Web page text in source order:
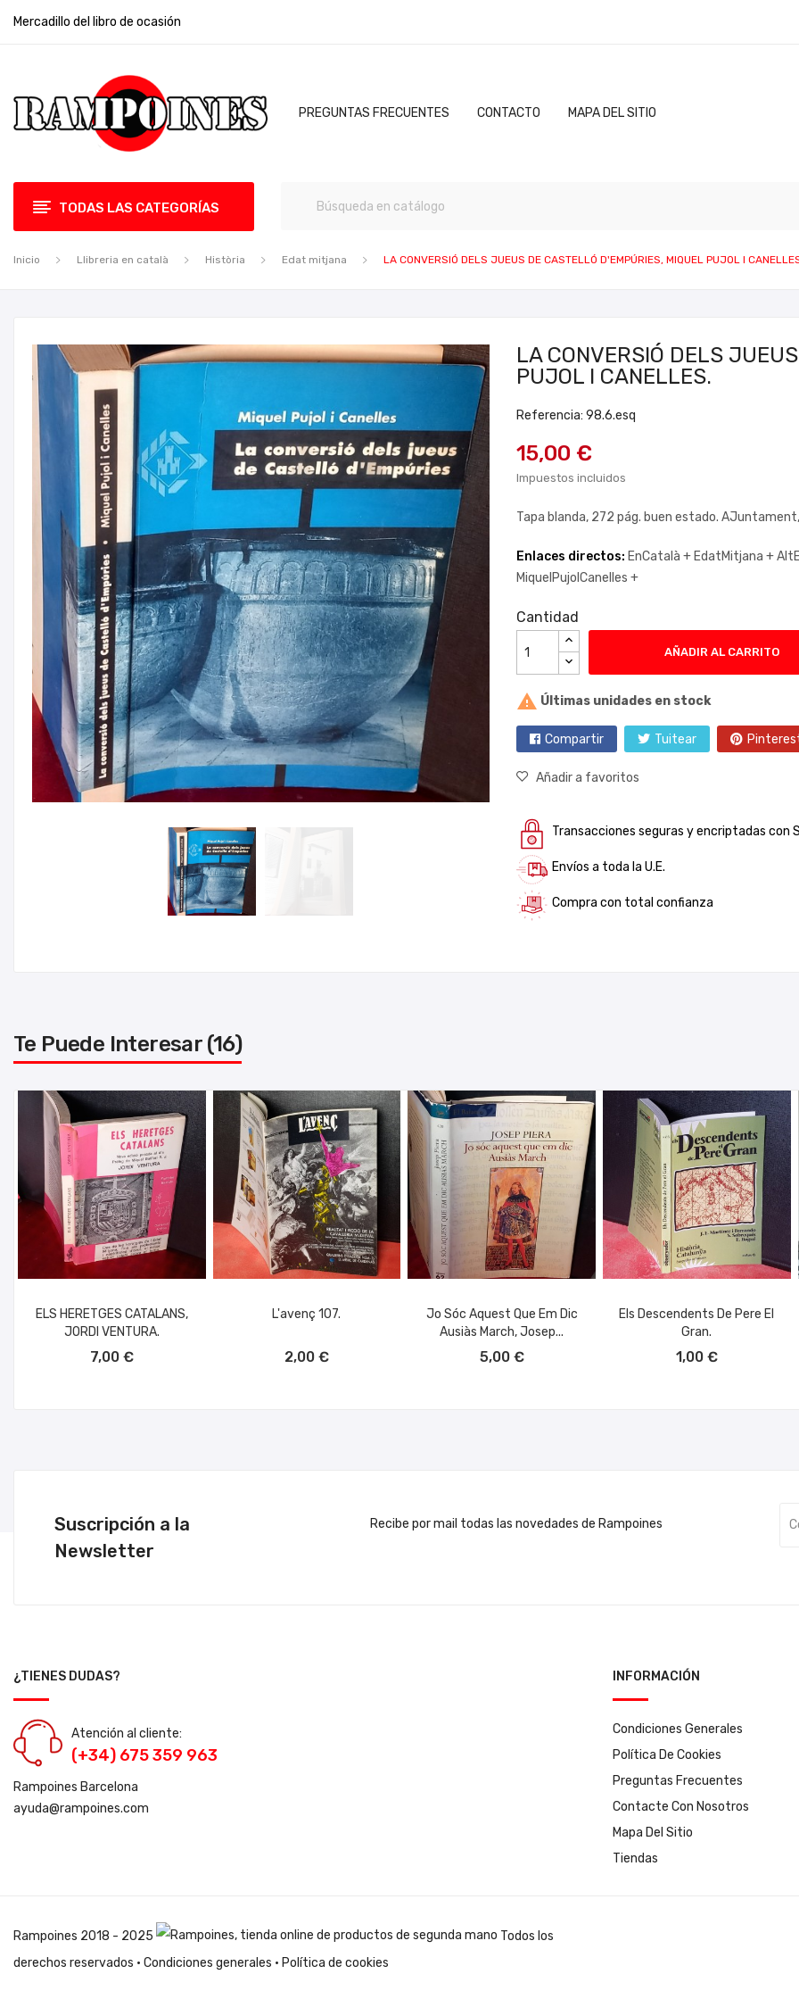
Mercadillo del libro de ocasión
PREGUNTAS FRECUENTES CONTACTO MAPA DEL SITIO
TODAS LAS CATEGORÍAS
Inicio Llibreria en català Història Edat mitjana LA CONVERSIÓ DELS JUEUS DE CASTELLÓ D'EMPÚRIES, MIQUEL PUJOL I
LA CONVERSIÓ DELS
PUJOL I CANELLES.
Referencia: 98.6.esq
15,00 €
Impuestos incluidos
Tapa blanda, 272 pág. buen estado.
Enlaces directos: EnCatalà + EdatMitjana +
MiquelPujolCanelles +
Cantidad
AÑADIR AL CARRITO
 Últimas unidades en stock
Compartir Tuitear
Añadir a favoritos
Transacciones seguras y encriptadas con
Envíos a toda la U.E.
Compra con total confianza
Te Puede Interesar (16)
ELS HERETGES CATALANS,
JORDI VENTURA.
7,00 €
L'avenç 107.
2,00 €
Jo Sóc Aquest Que Em Dic
Ausiàs March, Josep...
5,00 €
Els Descendents De Pere El
Gran.
1,00 €
Suscripción a la
Newsletter
Recibe por mail todas las novedades de Rampoines
¿TIENES DUDAS?
Atención al cliente:
(+34) 675 359 963
Rampoines Barcelona
ayuda@rampoines.com
INFORMACIÓN
Condiciones Generales
Política De Cookies
Preguntas Frecuentes
Contacte Con Nosotros
Mapa Del Sitio
Tiendas
Rampoines 2018 - 2025
Todos los
derechos reservados · Condiciones generales · Política de cookies